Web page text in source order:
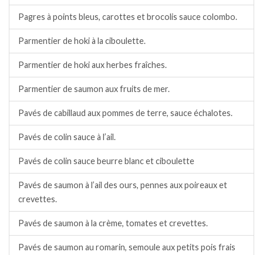
Pagres à points bleus, carottes et brocolis sauce colombo.
Parmentier de hoki à la ciboulette.
Parmentier de hoki aux herbes fraîches.
Parmentier de saumon aux fruits de mer.
Pavés de cabillaud aux pommes de terre, sauce échalotes.
Pavés de colin sauce à l’ail.
Pavés de colin sauce beurre blanc et ciboulette
Pavés de saumon à l’ail des ours, pennes aux poireaux et
crevettes.
Pavés de saumon à la crème, tomates et crevettes.
Pavés de saumon au romarin, semoule aux petits pois frais